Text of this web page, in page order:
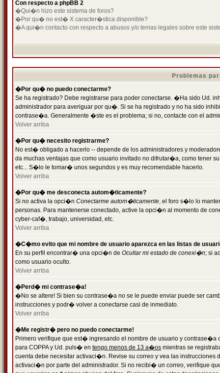
Con respecto a phpBB 2
�Qui�n hizo este sistema de foros?
�Por qu� no est� X caracter�stica disponible?
�A qui�n contacto con respecto a abusos y/o temas legales sobre este
Problemas
�Por qu� no puedo conectarme?
Se ha registrado? Debe registrarse para poder conectarse. �Ha sido Ud.
administrador para averiguar por qu�. Si se ha registrado y no ha sido
contrase�a. Generalmente �ste es el problema; si no, contacte con el
Volver arriba
�Por qu� necesito registrarme?
No est� obligado a hacerlo -- depende de los administradores y
da muchas ventajas que como usuario invitado no difrutar�a, como tener
etc... S�lo le tomar� unos segundos y es muy recomendable hacerlo.
Volver arriba
�Por qu� me desconecta autom�ticamente?
Si no activa la opci�n Conectarme autom�ticamente, el foro s�lo lo
personas. Para mantenerse conectado, active la opci�n al momento de
cyber-caf�, trabajo, universidad, etc.
Volver arriba
�C�mo evito que mi nombre de usuario aparezca en las listas de
En su perfil encontrar� una opci�n de Ocultar mi estado de conexi�n; si
como usuario oculto.
Volver arriba
�Perd� mi contrase�a!
�No se altere! Si bien su contrase�a no se le puede enviar puede ser
instrucciones y podr� volver a conectarse casi de inmediato.
Volver arriba
�Me registr� pero no puedo conectarme!
Primero verifique que est� ingresando el nombre de usuario y
para COPPA y Ud. puls� en tengo menos de 13 a�os mientras se
cuenta debe necesitar activaci�n. Revise su correo y vea las
activaci�n por parte del administrador. Si no recibi� un correo, verifique